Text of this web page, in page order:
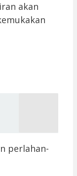
akan
perlahan-